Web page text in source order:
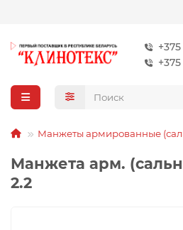
Манжеты армированные
Манжета арм.
2.2